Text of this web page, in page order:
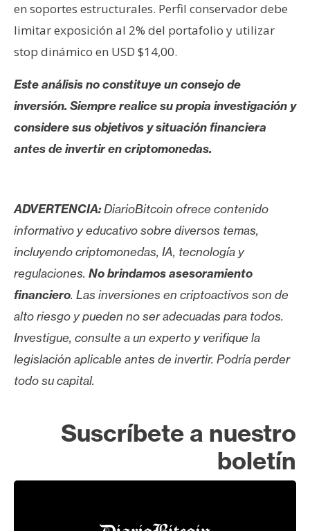
en soportes estructurales. Perfil conservador debe
limitar exposición al 2% del portafolio y utilizar
stop dinámico en USD $14,00.
Este análisis no constituye un consejo de
inversión. Siempre realice su propia investigación y
considere sus objetivos y situación financiera
antes de invertir en criptomonedas.
ADVERTENCIA:DiarioBitcoin ofrece contenido
informativo y educativo sobre diversos temas,
incluyendo criptomonedas, IA, tecnología y
regulaciones. No brindamos asesoramiento
financiero. Las inversiones en criptoactivos son de
alto riesgo y pueden no ser adecuadas para todos.
Investigue, consulte a un experto y verifique la
legislación aplicable antes de invertir. Podría perder
todo su capital.
Suscríbete a nuestro
boletín